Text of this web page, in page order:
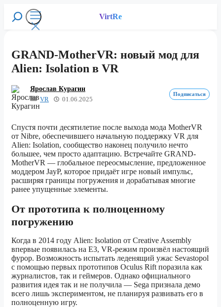
Перейти
содержимому
VirtRe
Меню
Поиск
GRAND-MotherVR: новый мод для
Alien: Isolation в VR
Ярослав Курагин
VR
01.06.2025
Подписаться
Спустя почти десятилетие после выхода мода MotherVR
от Nibre, обеспечившего начальную поддержку VR для
Alien: Isolation, сообщество наконец получило нечто
большее, чем просто адаптацию. Встречайте GRAND-
MotherVR — глобальное переосмысление, предложенное
моддером JayP, которое придаёт игре новый импульс,
расширяя границы погружения и дорабатывая многие
ранее упущенные элементы.
От прототипа к полноценному
погружению
Когда в 2014 году Alien: Isolation от Creative Assembly
впервые появилась на E3, VR-режим произвёл настоящий
фурор. Возможность испытать леденящий ужас Sevastopol
с помощью первых прототипов Oculus Rift поразила как
журналистов, так и геймеров. Однако официального
развития идея так и не получила — Sega признала демо
всего лишь экспериментом, не планируя развивать его в
полноценную игру.